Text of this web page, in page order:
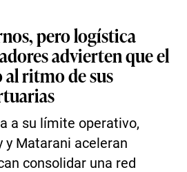
pero logística
advierten que el
al ritmo de sus
a su límite operativo,
y Matarani aceleran
consolidar una red